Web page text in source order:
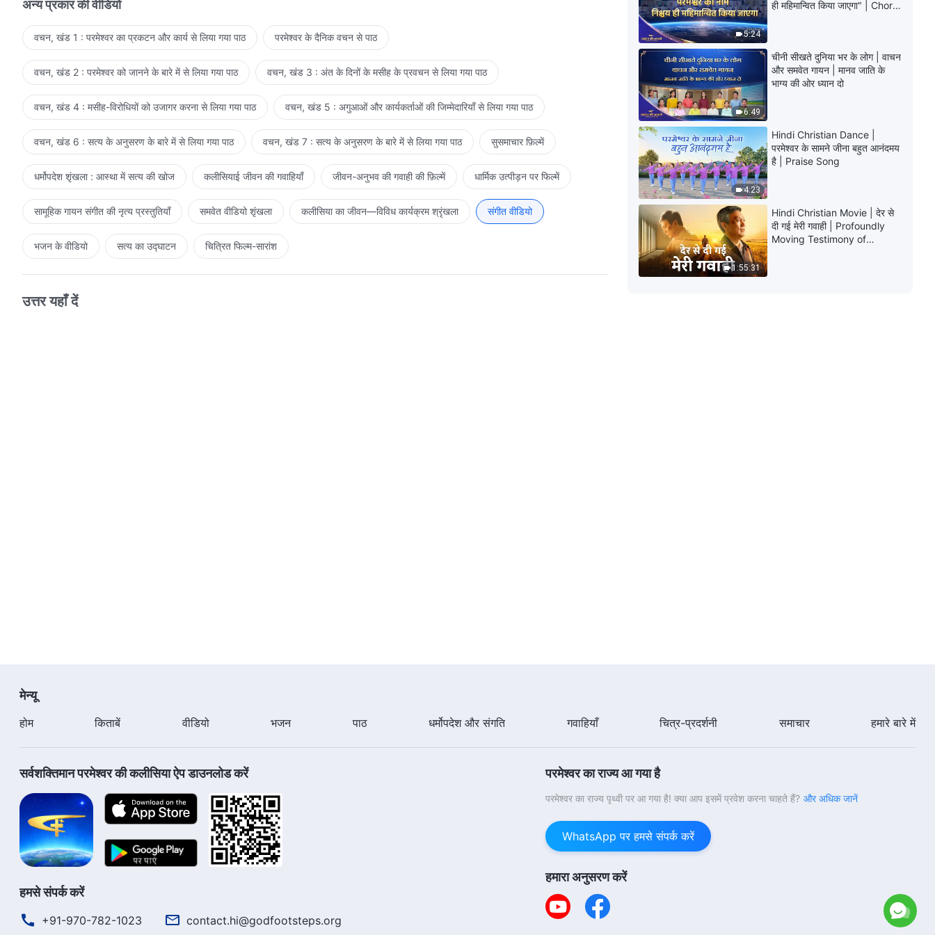
7:34
पूरा करने से ही मूल्यवान होता है जीवन
4:45
Hindi Christian Song | जब परमेश्वर
स्वयं इस संसार में आता है
5:28
Hindi Christian Song | परमेश्वर
6000 वर्षीय प्रबंधन योजना का संप्रभु है
4:13
Hindi Christian Song | इंसान को पूर्ण
बनाने के लिए न्याय परमेश्वर का मुख्य तरीका
है
अन्य प्रकार की वीडियो
वचन, खंड 1 : परमेश्वर का प्रकटन और कार्य से लिया गया पाठ परमेश्वर के दैनिक वचन से पाठ
वचन, खंड 2 : परमेश्वर को जानने के बारे में से लिया गया पाठ वचन, खंड 3 : अंत के दिनों के मसीह के प्रवचन से लिया गया पाठ
वचन, खंड 4 : मसीह-विरोधियों को उजागर करना से लिया गया पाठ वचन, खंड 5 : अगुआओं और कार्यकर्ताओं की जिम्मेदारियाँ से लिया गया पाठ
वचन, खंड 6 : सत्य के अनुसरण के बारे में से लिया गया पाठ वचन, खंड 7 : सत्य के अनुसरण के बारे में से लिया गया पाठ सुसमाचार फ़िल्में
धर्मोपदेश शृंखला : आस्था में सत्य की खोज कलीसियाई जीवन की गवाहियाँ जीवन-अनुभव की गवाही की फ़िल्में धार्मिक उत्पीड़न पर फिल्में
सामूहिक गायन संगीत की नृत्य प्रस्तुतियाँ समवेत वीडियो शृंखला कलीसिया का जीवन—विविध कार्यक्रम श्रृंखला संगीत वीडियो
भजन के वीडियो सत्य का उद्घाटन चित्रित फिल्म-सारांश
उत्तर यहाँ दें
5:24
ही महिमान्वित किया जाएगा" | Choral
6:49
चीनी सीखते दुनिया भर के लोग | वाचन
और समवेत गायन | मानव जाति के
भाग्य की ओर ध्यान दो
4:23
Hindi Christian Dance |
परमेश्वर के सामने जीना बहुत आनंदमय
है | Praise Song
1:55:31
Hindi Christian Movie | देर से
दी गई मेरी गवाही | Profoundly
Moving Testimony of
मेन्यू
होम किताबें वीडियो भजन पाठ धर्मोपदेश और संगति गवाहियाँ चित्र-प्रदर्शनी समाचार हमारे बारे में
सर्वशक्तिमान परमेश्वर की कलीसिया ऐप डाउनलोड करें
हमसे संपर्क करें
+91-970-782-1023 contact.hi@godfootsteps.org
परमेश्वर का राज्य आ गया है
परमेश्वर का राज्य पृथ्वी पर आ गया है! क्या आप इसमें प्रवेश करना चाहते हैं? और अधिक जानें
WhatsApp पर हमसे संपर्क करें
हमारा अनुसरण करें